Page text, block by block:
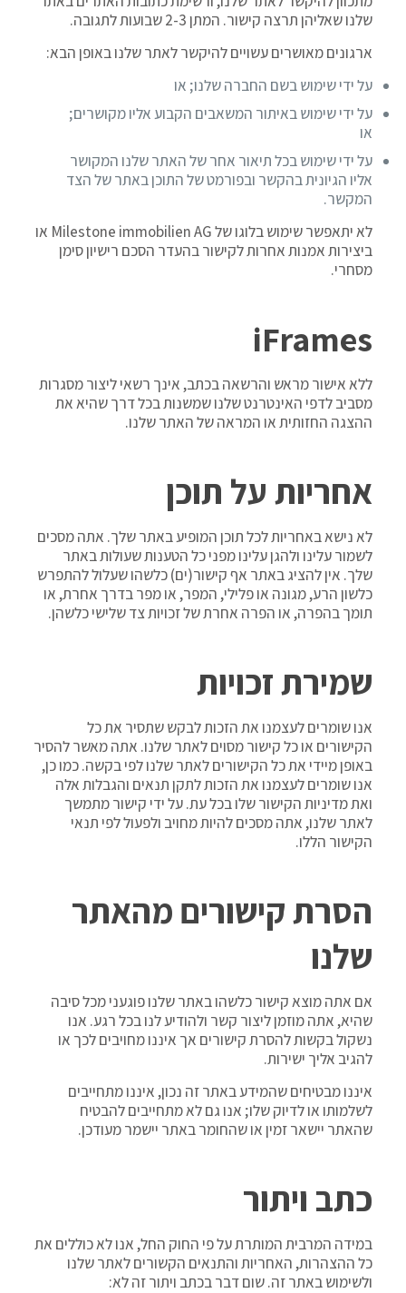
שלנו שאליהן תרצה קישור. המתן 2-3 שבועות לתגובה.
ארגונים מאושרים עשויים להיקשר לאתר שלנו באופן הבא:
על ידי שימוש בשם החברה שלנו; או
על ידי שימוש באיתור המשאבים הקבוע אליו מקושרים;
או
על ידי שימוש בכל תיאור אחר של האתר שלנו המקושר
אליו הגיונית בהקשר ובפורמט של התוכן באתר של הצד
המקשר.
לא יתאפשר שימוש בלוגו של Milestone immobilien AG או
ביצירות אמנות אחרות לקישור בהעדר הסכם רישיון סימן
מסחרי.
iFrames
ללא אישור מראש והרשאה בכתב, אינך רשאי ליצור מסגרות
מסביב לדפי האינטרנט שלנו שמשנות בכל דרך שהיא את
ההצגה החזותית או המראה של האתר שלנו.
אחריות על תוכן
לא נישא באחריות לכל תוכן המופיע באתר שלך. אתה מסכים
לשמור עלינו ולהגן עלינו מפני כל הטענות שעולות באתר
שלך. אין להציג באתר אף קישור(ים) כלשהו שעלול להתפרש
כלשון הרע, מגונה או פלילי, המפר, או מפר בדרך אחרת, או
תומך בהפרה, או הפרה אחרת של זכויות צד שלישי כלשהן.
שמירת זכויות
אנו שומרים לעצמנו את הזכות לבקש שתסיר את כל
הקישורים או כל קישור מסוים לאתר שלנו. אתה מאשר להסיר
באופן מיידי את כל הקישורים לאתר שלנו לפי בקשה. כמו כן,
אנו שומרים לעצמנו את הזכות לתקן תנאים והגבלות אלה
ואת מדיניות הקישור שלו בכל עת. על ידי קישור מתמשך
לאתר שלנו, אתה מסכים להיות מחויב ולפעול לפי תנאי
הקישור הללו.
הסרת קישורים מהאתר
שלנו
אם אתה מוצא קישור כלשהו באתר שלנו פוגעני מכל סיבה
שהיא, אתה מוזמן ליצור קשר ולהודיע לנו בכל רגע. אנו
נשקול בקשות להסרת קישורים אך איננו מחויבים לכך או
להגיב אליך ישירות.
איננו מבטיחים שהמידע באתר זה נכון, איננו מתחייבים
לשלמותו או לדיוק שלו; אנו גם לא מתחייבים להבטיח
שהאתר יישאר זמין או שהחומר באתר יישמר מעודכן.
כתב ויתור
במידה המרבית המותרת על פי החוק החל, אנו לא כוללים את
כל ההצהרות, האחריות והתנאים הקשורים לאתר שלנו
ולשימוש באתר זה. שום דבר בכתב ויתור זה לא: